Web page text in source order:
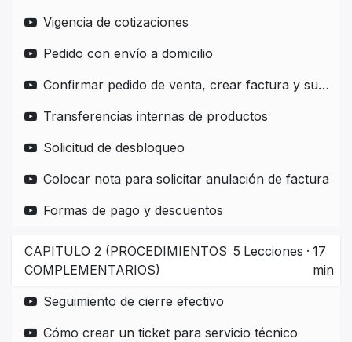
Vigencia de cotizaciones
Pedido con envío a domicilio
Confirmar pedido de venta, crear factura y subir pago a factura
Transferencias internas de productos
Solicitud de desbloqueo
Colocar nota para solicitar anulación de factura
Formas de pago y descuentos
CAPITULO 2 (PROCEDIMIENTOS
COMPLEMENTARIOS)
5 Lecciones · 17
min
Seguimiento de cierre efectivo
Cómo crear un ticket para servicio técnico